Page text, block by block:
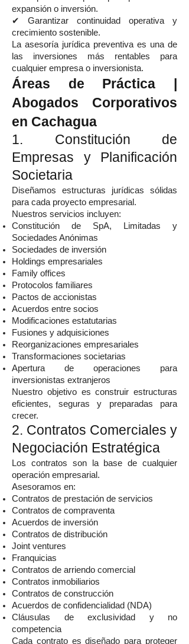
expansión o inversión.
✔ Garantizar continuidad operativa y
crecimiento sostenible.
La asesoría jurídica preventiva es una de
las inversiones más rentables para
cualquier empresa o inversionista.
Áreas de Práctica |
Abogados Corporativos
en Cachagua
1. Constitución de
Empresas y Planificación
Societaria
Diseñamos estructuras jurídicas sólidas
para cada proyecto empresarial.
Nuestros servicios incluyen:
Constitución de SpA, Limitadas y
Sociedades Anónimas
Sociedades de inversión
Holdings empresariales
Family offices
Protocolos familiares
Pactos de accionistas
Acuerdos entre socios
Modificaciones estatutarias
Fusiones y adquisiciones
Reorganizaciones empresariales
Transformaciones societarias
Apertura de operaciones para
inversionistas extranjeros
Nuestro objetivo es construir estructuras
eficientes, seguras y preparadas para
crecer.
2. Contratos Comerciales y
Negociación Estratégica
Los contratos son la base de cualquier
operación empresarial.
Asesoramos en:
Contratos de prestación de servicios
Contratos de compraventa
Acuerdos de inversión
Contratos de distribución
Joint ventures
Franquicias
Contratos de arriendo comercial
Contratos inmobiliarios
Contratos de construcción
Acuerdos de confidencialidad (NDA)
Cláusulas de exclusividad y no
competencia
Cada contrato es diseñado para proteger